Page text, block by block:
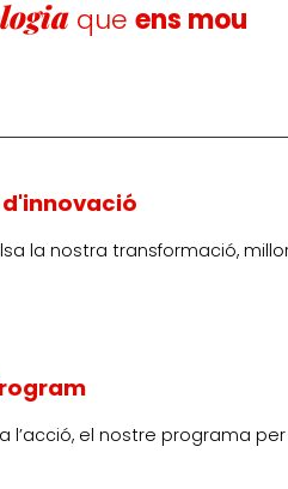
queens mou
la nostra transformació,
l’acció, el nostre programa